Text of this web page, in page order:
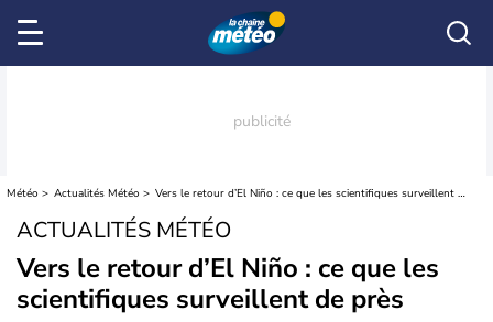
Météo Actualités Météo Vers le retour d’El Niño : ce que les scientifiques surveillent de près
ACTUALITÉS MÉTÉO
Vers le retour d’El Niño : ce que les
scientifiques surveillent de près